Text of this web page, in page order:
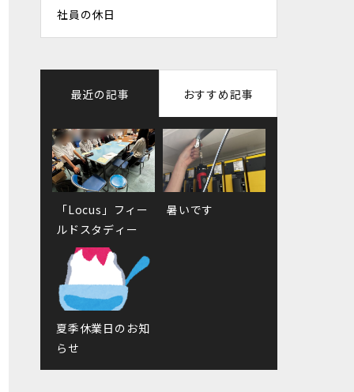
社員の休日
最近の記事 おすすめ記事
「Locus」フィー
ルドスタディー
暑いです
夏季休業日のお知
らせ
徳島へ お誕生日会
商談会